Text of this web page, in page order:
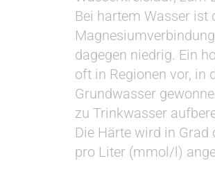
Bei hartem Wasser ist
dagegen niedrig. Ein
oft in Regionen vor, in
Grundwasser
zu Trinkwasser
Die Härte wird in Grad
pro Liter (mmol/l)